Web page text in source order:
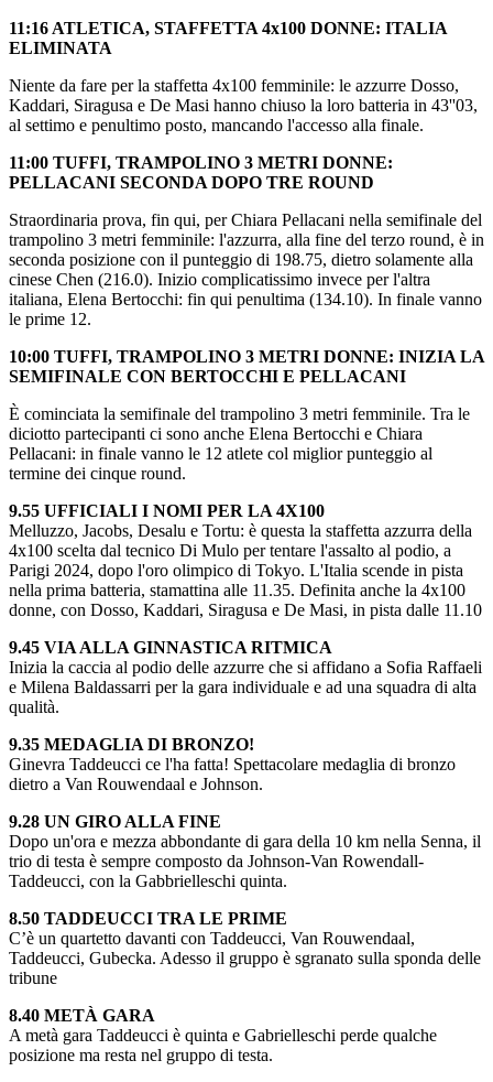
11:16 ATLETICA, STAFFETTA 4x100 DONNE: ITALIA
ELIMINATA
Niente da fare per la staffetta 4x100 femminile: le azzurre Dosso,
Kaddari, Siragusa e De Masi hanno chiuso la loro batteria in 43''03,
al settimo e penultimo posto, mancando l'accesso alla finale.
11:00 TUFFI, TRAMPOLINO 3 METRI DONNE:
PELLACANI SECONDA DOPO TRE ROUND
Straordinaria prova, fin qui, per Chiara Pellacani nella semifinale del
trampolino 3 metri femminile: l'azzurra, alla fine del terzo round, è in
seconda posizione con il punteggio di 198.75, dietro solamente alla
cinese Chen (216.0). Inizio complicatissimo invece per l'altra
italiana, Elena Bertocchi: fin qui penultima (134.10). In finale vanno
le prime 12.
10:00 TUFFI, TRAMPOLINO 3 METRI DONNE: INIZIA LA
SEMIFINALE CON BERTOCCHI E PELLACANI
È cominciata la semifinale del trampolino 3 metri femminile. Tra le
diciotto partecipanti ci sono anche Elena Bertocchi e Chiara
Pellacani: in finale vanno le 12 atlete col miglior punteggio al
termine dei cinque round.
9.55 UFFICIALI I NOMI PER LA 4X100
Melluzzo, Jacobs, Desalu e Tortu: è questa la staffetta azzurra della
4x100 scelta dal tecnico Di Mulo per tentare l'assalto al podio, a
Parigi 2024, dopo l'oro olimpico di Tokyo. L'Italia scende in pista
nella prima batteria, stamattina alle 11.35. Definita anche la 4x100
donne, con Dosso, Kaddari, Siragusa e De Masi, in pista dalle 11.10
9.45 VIA ALLA GINNASTICA RITMICA
Inizia la caccia al podio delle azzurre che si affidano a Sofia Raffaeli
e Milena Baldassarri per la gara individuale e ad una squadra di alta
qualità.
9.35 MEDAGLIA DI BRONZO!
Ginevra Taddeucci ce l'ha fatta! Spettacolare medaglia di bronzo
dietro a Van Rouwendaal e Johnson.
9.28 UN GIRO ALLA FINE
Dopo un'ora e mezza abbondante di gara della 10 km nella Senna, il
trio di testa è sempre composto da Johnson-Van Rowendall-
Taddeucci, con la Gabbrielleschi quinta.
8.50 TADDEUCCI TRA LE PRIME
C’è un quartetto davanti con Taddeucci, Van Rouwendaal,
Taddeucci, Gubecka. Adesso il gruppo è sgranato sulla sponda delle
tribune
8.40 METÀ GARA
A metà gara Taddeucci è quinta e Gabrielleschi perde qualche
posizione ma resta nel gruppo di testa.